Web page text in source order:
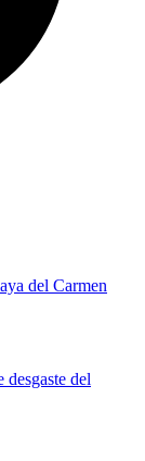
del Carmen
desgaste del